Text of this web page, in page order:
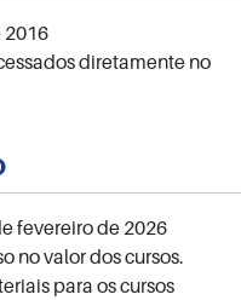
2016
diretamente no
fevereiro de 2026
no valor dos cursos.
para os cursos